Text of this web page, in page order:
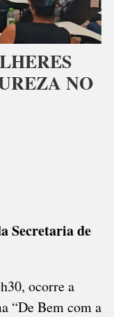
NO
Secretaria de
ocorre a
“De Bem com a